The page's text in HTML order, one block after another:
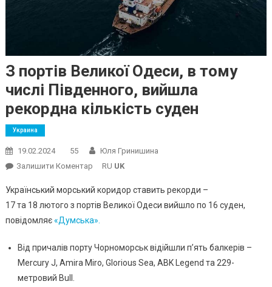
З портів Великої Одеси, в тому
числі Південного, вийшла
рекордна кількість суден
Украина
19.02.2024 55
Юля Гринишина
Залишити КоментарOn
Великої
Одеси,
В
Числі
Південного,
RU UK
Український морський коридор ставить рекорди –
17 та 18 лютого з портів Великої Одеси вийшло по 16 суден,
повідомляє«Думська».
Від причалів порту Чорноморськ відійшли п’ять балкерів –
Mercury J, Amira Miro, Glorious Sea, ABK Legend та 229-
метровий Bull.